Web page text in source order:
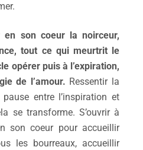
en son coeur la noirceur,
tout ce qui meurtrit le
opérerpuis à l’expiration,
de l’amour. Ressentir la
entre l’inspiration et
se transforme. S’ouvrir à
son coeur pour accueillir
les bourreaux, accueillir